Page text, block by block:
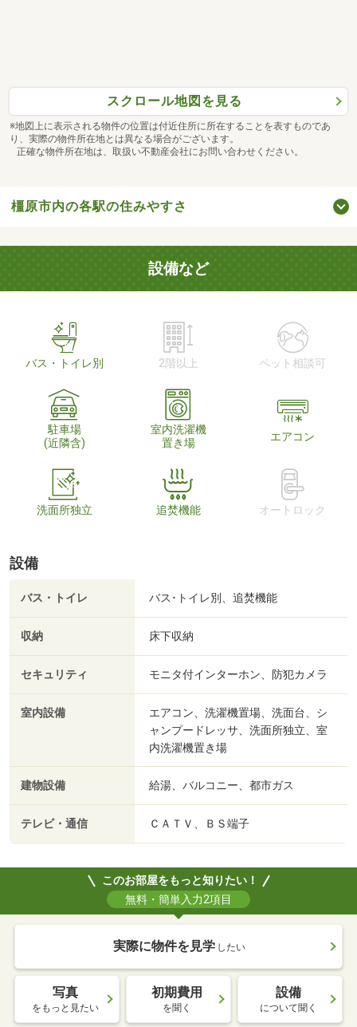
スクロール地図を見る
※地図上に表示される物件の位置は付近住所に所在することを表すものであ
り、実際の物件所在地とは異なる場合がございます。
正確な物件所在地は、取扱い不動産会社にお問い合わせください。
橿原市内の各駅の住みやすさ
設備など
バス・トイレ別 2階以上 ペット相談可
駐車場
(近隣含)
室内洗濯機
置き場
エアコン
洗面所独立 追焚機能 オートロック
設備
バス・トイレ バス･トイレ別、追焚機能
収納 床下収納
セキュリティ モニタ付インターホン、防犯カメラ
室内設備
エアコン、洗濯機置場、洗面台、シ
ャンプードレッサ、洗面所独立、室
内洗濯機置き場
建物設備 給湯、バルコニー、都市ガス
テレビ・通信 ＣＡＴＶ、ＢＳ端子
このお部屋をもっと知りたい！
無料・簡単入力2項目
実際に物件を見学 したい
写真
をもっと見たい
初期費用
を聞く
設備
について聞く